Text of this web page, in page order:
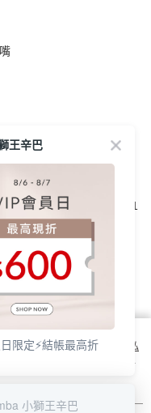
查看全部
2022/08/21
方式之詳情，及若您不希
設定，請參閱本網站「
隱私
示您同意本公司得按本網站使
王辛巴
限定⚡結帳最高折
小獅王辛巴